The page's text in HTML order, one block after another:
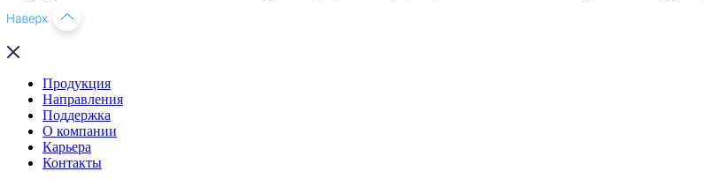
Продукция
Направления
Поддержка
О компании
Карьера
Контакты